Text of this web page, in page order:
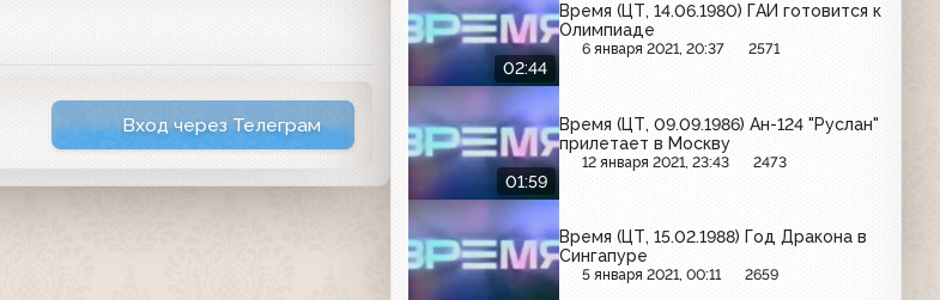
Вход через Телеграм
02:44
Время (ЦТ, 14.06.1980) ГАИ готовится к
Олимпиаде
6 января 2021, 20:37 2571
01:59
Время (ЦТ, 09.09.1986) Ан-124 "Руслан"
прилетает в Москву
12 января 2021, 23:43 2473
Время (ЦТ, 15.02.1988) Год Дракона в
Сингапуре
5 января 2021, 00:11 2659